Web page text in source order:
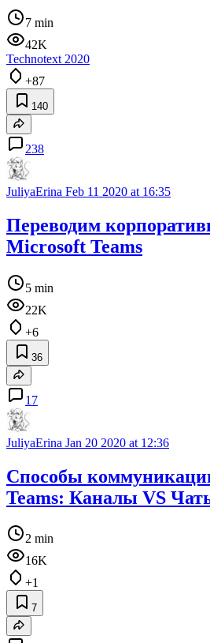
7 min
42K
Technotext 2020
+87
140
238
JuliyaErina Feb 11 2020 at 16:35
Переводим
Microsoft Teams
5 min
22K
+6
36
17
JuliyaErina Jan 20 2020 at 12:36
Способы
Teams: Каналы VS
2 min
16K
+1
7